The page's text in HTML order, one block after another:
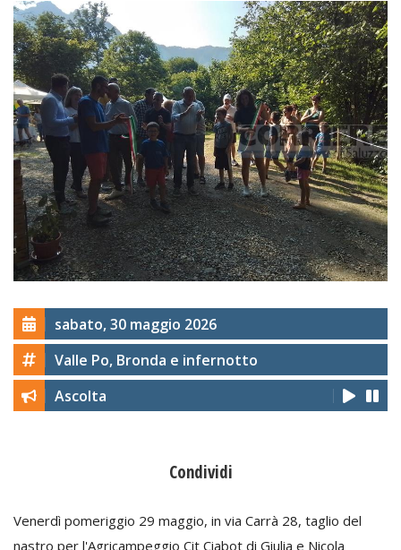
sabato, 30 maggio 2026
Valle Po, Bronda e infernotto
Ascolta
Condividi
Venerdì pomeriggio 29 maggio, in via Carrà 28, taglio del
nastro per l'Agricampeggio Cit Ciabot di Giulia e Nicola